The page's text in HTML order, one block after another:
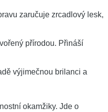
zaručuje zrcadlový lesk,
přírodou. Přináší
výjimečnou brilanci a
okamžiky. Jde o